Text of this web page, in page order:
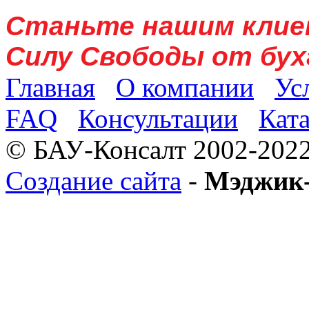
Станьте нашим
Силу Свободы от
Главная
О компании
FAQ
Консультации
© БАУ-Консалт 2002-
Создание сайта -